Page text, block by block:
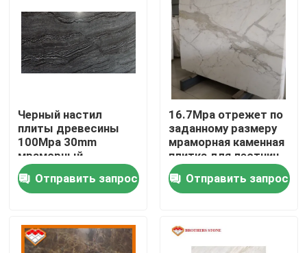
Домой
О нас
Черный настил
плиты древесины
100Mpa 30mm
мраморный
каменный
Отправить запрос
16.7Mpa отрежет по
заданному размеру
мраморная каменная
плитка для лестниц
стены
Отправить запрос